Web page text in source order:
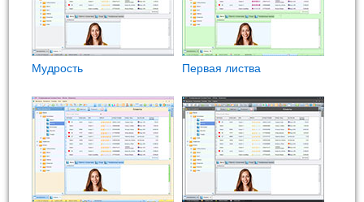
Мудрость Первая листва